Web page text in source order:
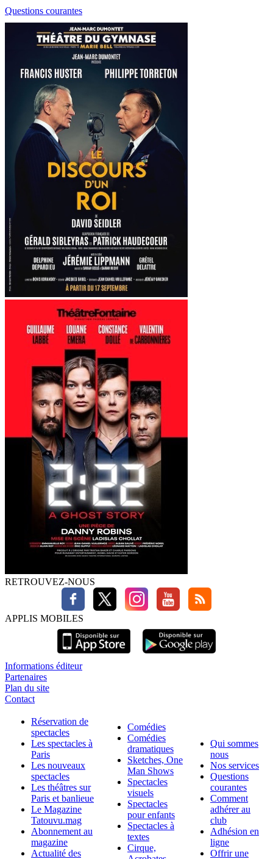
Questions courantes
RETROUVEZ-NOUS
APPLIS MOBILES
Informations éditeur
Partenaires
Plan du site
Contact
Réservation de
spectacles
Les spectacles à
Paris
Les nouveaux
spectacles
Les théâtres sur
Paris et banlieue
Le Magazine
Tatouvu.mag
Abonnement au
magazine
Actualité des
Comédies
Comédies
dramatiques
Sketches, One
Man Shows
Spectacles
visuels
Spectacles
pour enfants
Spectacles à
textes
Cirque,
Qui sommes
nous
Nos services
Questions
courantes
Comment
adhérer au
club
Adhésion en
ligne
Offrir une